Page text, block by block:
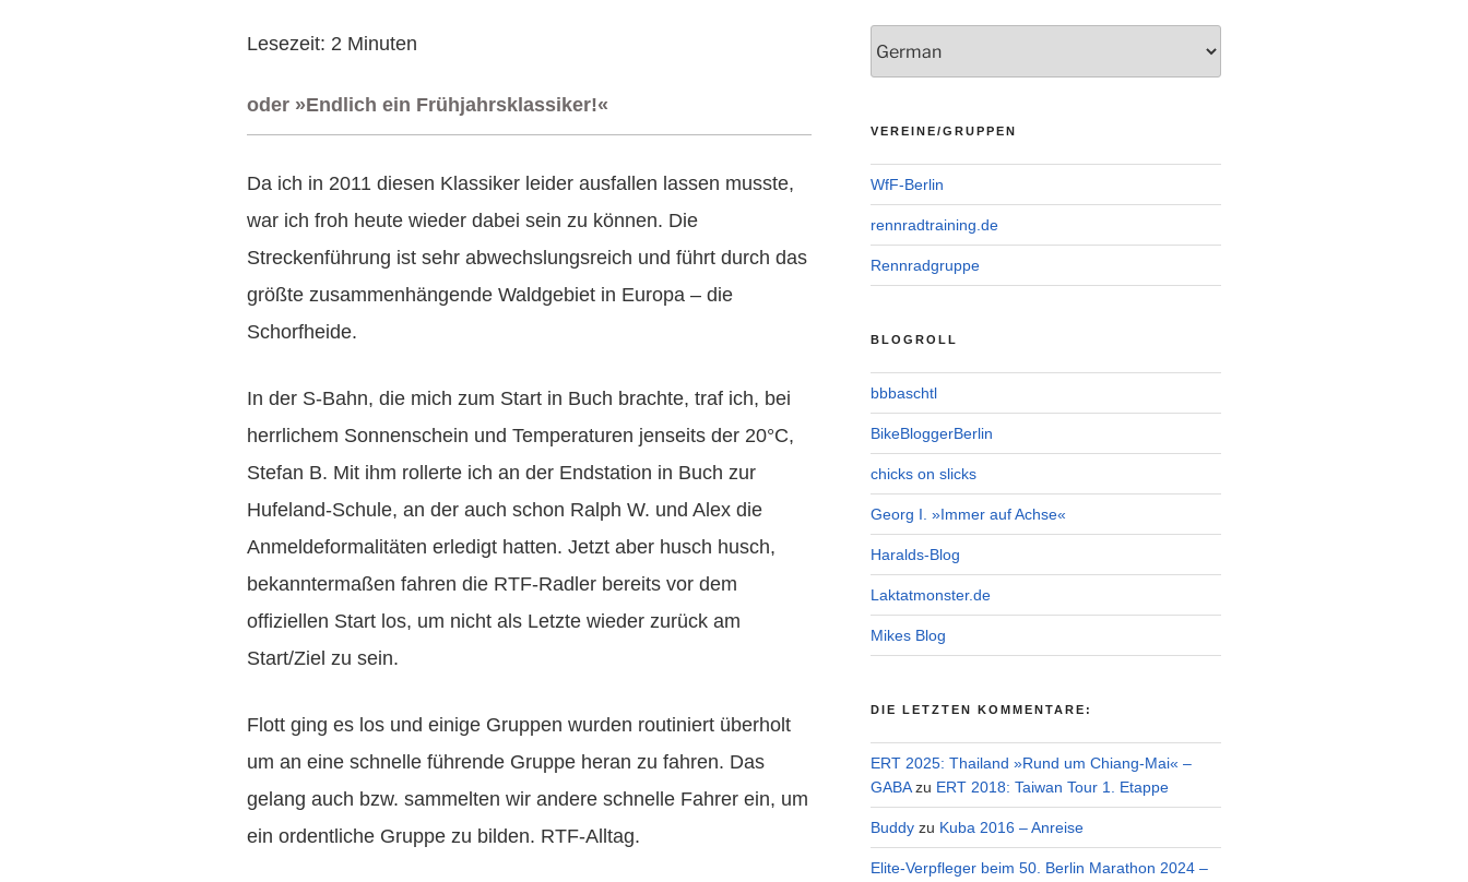
Lesezeit: 2 Minuten
oder »Endlich ein Frühjahrsklassiker!«
Da ich in 2011 diesen Klassiker leider ausfallen lassen musste,
war ich froh heute wieder dabei sein zu können. Die
Streckenführung ist sehr abwechslungsreich und führt durch das
größte zusammenhängende Waldgebiet in Europa – die
Schorfheide.
In der S-Bahn, die mich zum Start in Buch brachte, traf ich, bei
herrlichem Sonnenschein und Temperaturen jenseits der 20°C,
Stefan B. Mit ihm rollerte ich an der Endstation in Buch zur
Hufeland-Schule, an der auch schon Ralph W. und Alex die
Anmeldeformalitäten erledigt hatten. Jetzt aber husch husch,
bekanntermaßen fahren die RTF-Radler bereits vor dem
offiziellen Start los, um nicht als Letzte wieder zurück am
Start/Ziel zu sein.
Flott ging es los und einige Gruppen wurden routiniert überholt
um an eine schnelle führende Gruppe heran zu fahren. Das
gelang auch bzw. sammelten wir andere schnelle Fahrer ein, um
ein ordentliche Gruppe zu bilden. RTF-Alltag.
VEREINE/GRUPPEN
WfF-Berlin
rennradtraining.de
Rennradgruppe
BLOGROLL
bbbaschtl
BikeBloggerBerlin
chicks on slicks
Georg I. »Immer auf Achse«
Haralds-Blog
Laktatmonster.de
Mikes Blog
DIE LETZTEN KOMMENTARE:
ERT 2025: Thailand »Rund um Chiang-Mai« –
GABAzu ERT 2018: Taiwan Tour 1. Etappe
Buddyzu Kuba 2016 – Anreise
Elite-Verpfleger beim 50. Berlin Marathon 2024 –